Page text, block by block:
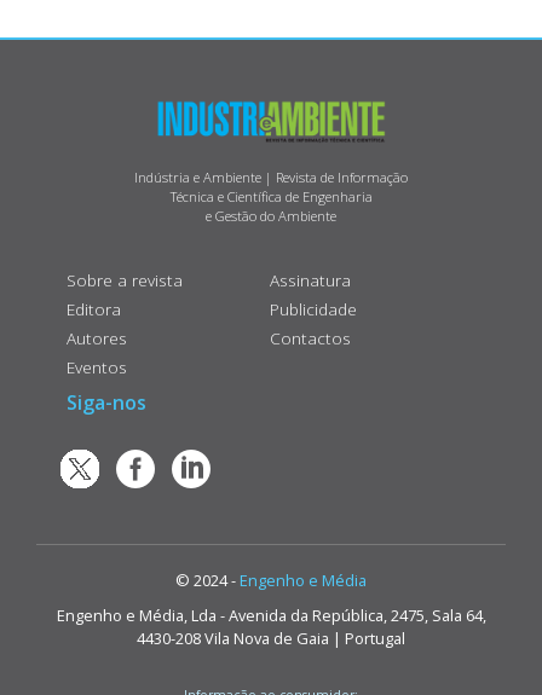
Indústria e Ambiente | Revista de Informação
Técnica e Científica de Engenharia
e Gestão do Ambiente
Sobre a revista
Editora
Autores
Eventos
Assinatura
Publicidade
Contactos
Siga-nos
© 2024 - Engenho e Média
Engenho e Média, Lda - Avenida da República, 2475, Sala 64,
4430-208 Vila Nova de Gaia | Portugal